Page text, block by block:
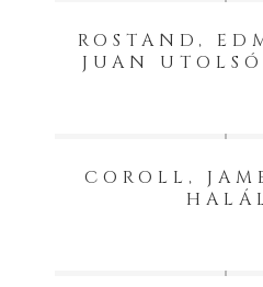
ROSTAND,
JUAN
COROLL,